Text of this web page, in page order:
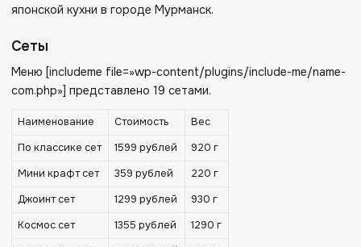
японской кухни в городе Мурманск.
Сеты
Меню [includeme file=»wp-content/plugins/include-me/name-
com.php»] представлено 19 сетами.
Наименование Стоимость
Вес
По классике сет
1599 рублей
920 г
Мини крафт сет
359 рублей
220 г
Джоинт сет
1299 рублей
930 г
Космос сет
1355 рублей
1290 г